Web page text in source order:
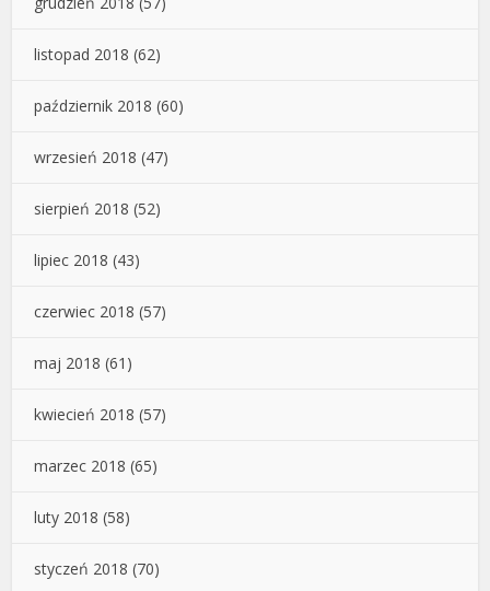
listopad 2018 (62)
październik 2018 (60)
wrzesień 2018 (47)
sierpień 2018 (52)
lipiec 2018 (43)
czerwiec 2018 (57)
maj 2018 (61)
kwiecień 2018 (57)
marzec 2018 (65)
luty 2018 (58)
styczeń 2018 (70)